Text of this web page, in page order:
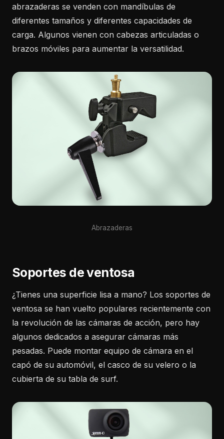
abrazaderas se venden con mandíbulas de
diferentes tamaños y diferentes capacidades de
carga. Algunos vienen con cabezas articuladas o
brazos móviles para aumentar la versatilidad.
Abrazaderas
Soportes de ventosa
¿Tienes una superficie lisa a mano? Los soportes de
ventosa se han vuelto populares recientemente con
la revolución de las cámaras de acción, pero hay
algunos dedicados a asegurar cámaras más
pesadas. Puede montar equipo de cámara en el
capó de su automóvil, el casco de su velero o la
cubierta de su tabla de surf.